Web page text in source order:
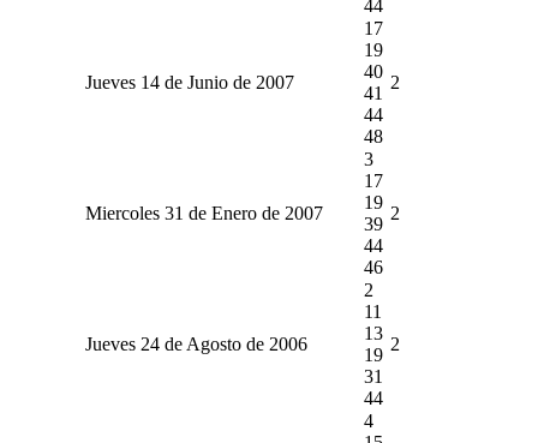
44
Jueves 14 de Junio de 2007
17
19
40
41
44
48
2
Miercoles 31 de Enero de 2007
3
17
19
39
44
46
2
Jueves 24 de Agosto de 2006
2
11
13
19
31
44
2
4